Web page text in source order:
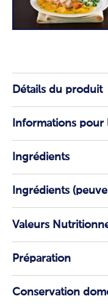
Détails du produit
Informations
Ingrédients
Ingrédients
Valeurs
Préparation
Conservation